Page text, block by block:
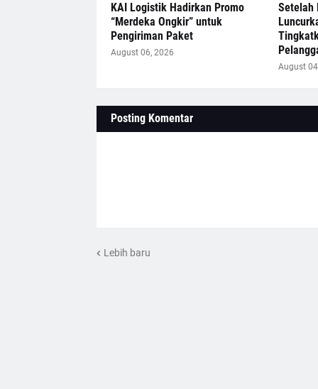
KAI Logistik Hadirkan Promo
“Merdeka Ongkir” untuk
Pengiriman Paket
August 06, 2026
Setelah
August
Posting Komentar
Lebih baru